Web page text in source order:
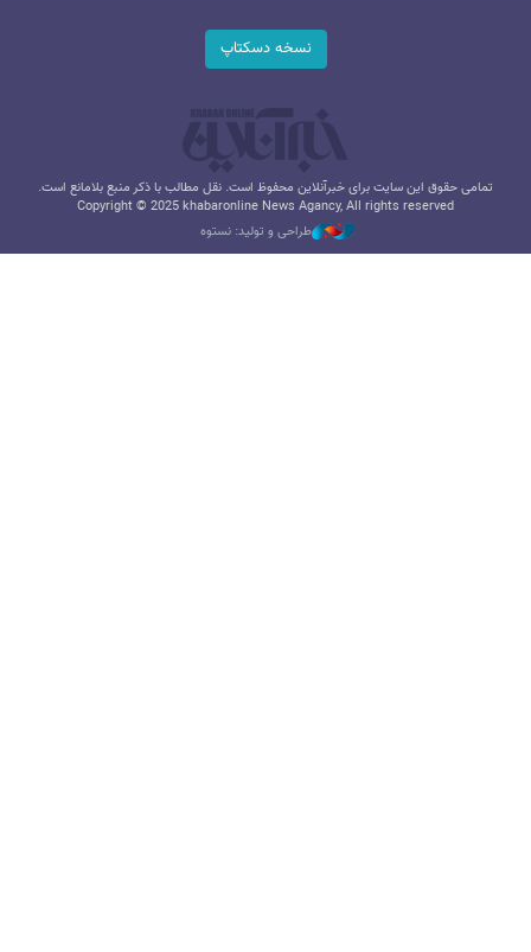
نسخه دسکتاپ
تمامی حقوق این سایت برای خبرآنلاین محفوظ است. نقل مطالب با ذکر منبع بلامانع است.
Copyright © 2025 khabaronline News Agancy, All rights reserved
طراحی و تولید: نستوه